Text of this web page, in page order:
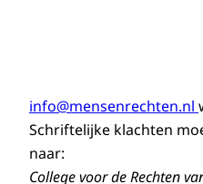
info@mensenrechten.nl
Schriftelijke klachten
naar:
College voor de Rechten